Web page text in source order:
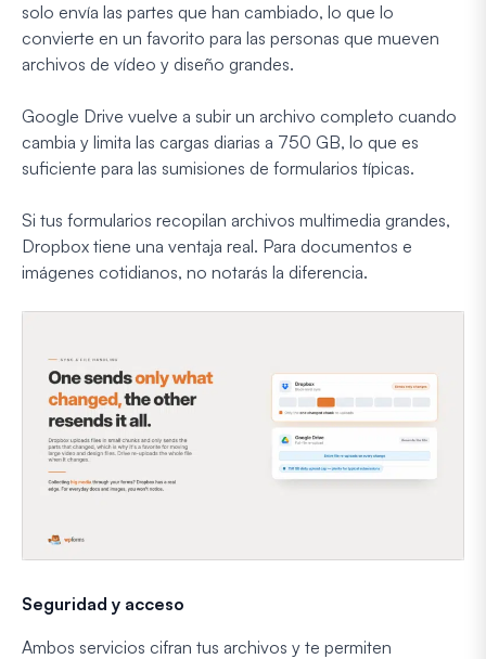
solo envía las partes que han cambiado, lo que lo
convierte en un favorito para las personas que mueven
archivos de vídeo y diseño grandes.
Google Drive vuelve a subir un archivo completo cuando
cambia y limita las cargas diarias a 750 GB, lo que es
suficiente para las sumisiones de formularios típicas.
Si tus formularios recopilan archivos multimedia grandes,
Dropbox tiene una ventaja real. Para documentos e
imágenes cotidianos, no notarás la diferencia.
Seguridad y acceso
Ambos servicios cifran tus archivos y te permiten